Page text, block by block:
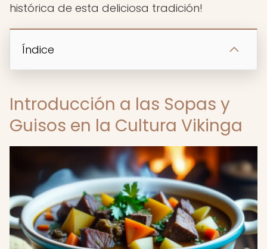
histórica de esta deliciosa tradición!
Índice
Introducción a las Sopas y
Guisos en la Cultura Vikinga